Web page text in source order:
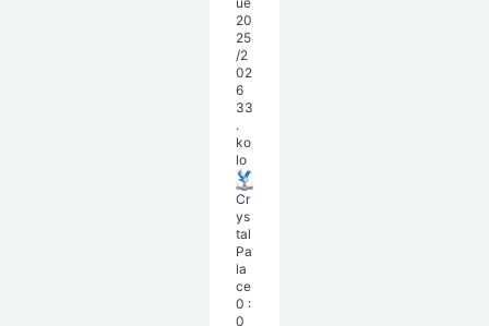
20
25
/2
02
6
33
.
ko
lo
Cr
ys
tal
Pa
la
ce
0 :
0